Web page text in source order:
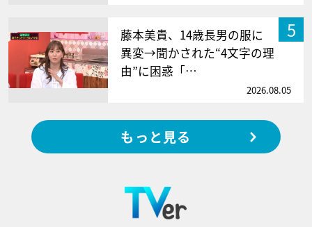
5
藤本美貴、14歳長男の服に
異変→聞かされた“4文字の理
由”に困惑「…
2026.08.05
もっと見る